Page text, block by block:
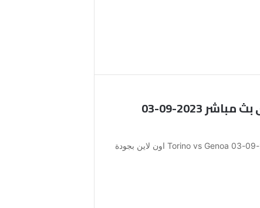
مشاهدة مباراة تورينو و جنوى بث مباشر 2023-09-03
مشاهدة مباراة تورينو و جنوى بث مباشر 2023-09-03 Torino vs Genoa اون لاين بجودة